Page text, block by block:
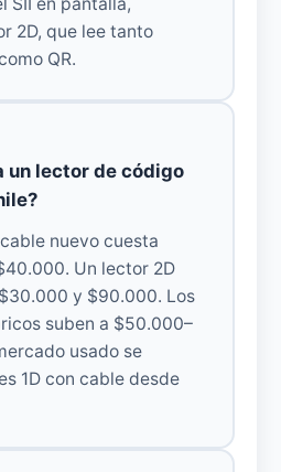
2D, que lee tanto
QR.
un lector de código
nuevo cuesta
Un lector 2D
y $90.000. Los
suben a $50.000–
usado se
1D con cable desde